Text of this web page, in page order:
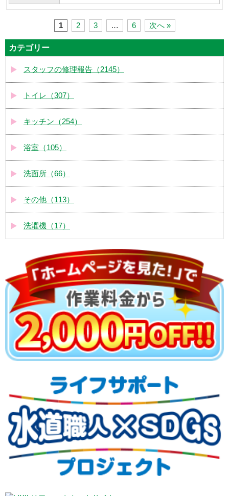
1 2 3 … 6 次へ »
カテゴリー
スタッフの修理報告（2145）
トイレ（307）
キッチン（254）
浴室（105）
洗面所（66）
その他（113）
洗濯機（17）